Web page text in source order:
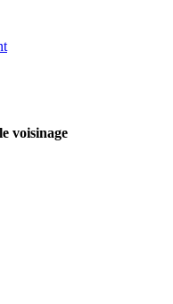
voisinage